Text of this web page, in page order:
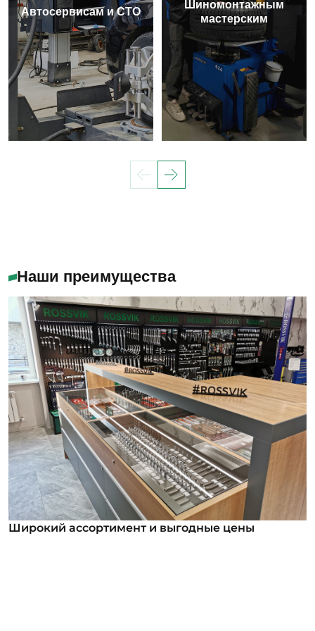
Автосервисам и СТО
Шиномонтажным
мастерским
Наши преимущества
Широкий ассортимент и выгодные цены